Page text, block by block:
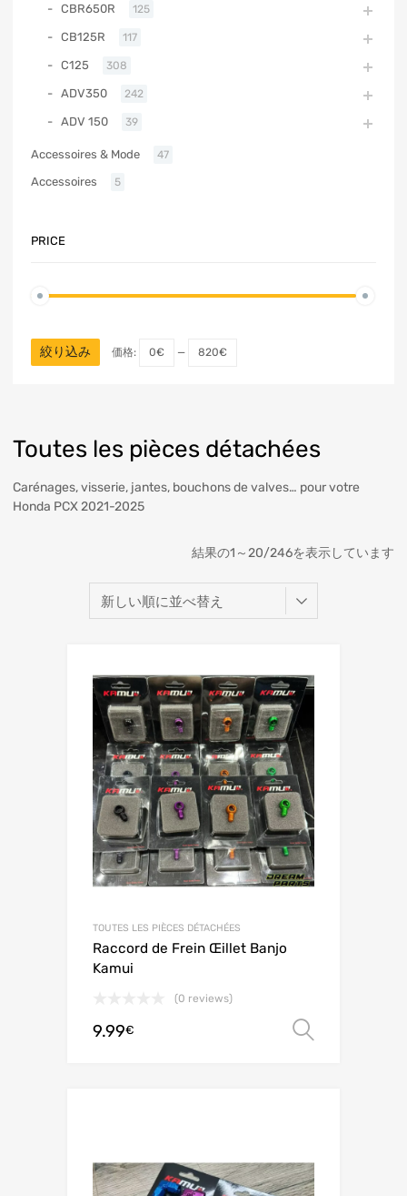
Toutes les pièces détachées
Carénages, visserie, jantes, bouchons de valves… pour votre
Honda PCX 2021-2025
結果の1～20/246を表示しています
TOUTES LES PIÈCES DÉTACHÉES
Raccord de Frein Œillet Banjo
Kamui
(0 reviews)
9.99€
CBR650R 125
CB125R 117
C125 308
ADV350 242
ADV 150 39
Accessoires & Mode 47
Accessoires 5
PRICE
絞り込み 価格: 0€ — 820€